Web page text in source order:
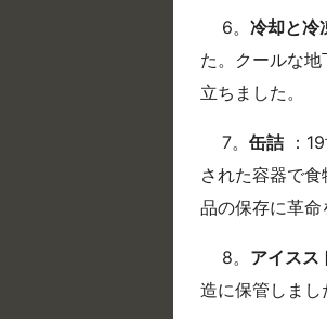
6。 冷却と冷
た。クールな
立ちました。
7。 缶詰 ：
された容器で
品の保存に革命
8。 アイスス
造に保管しまし